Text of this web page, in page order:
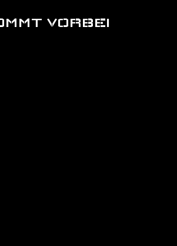
VORBEI